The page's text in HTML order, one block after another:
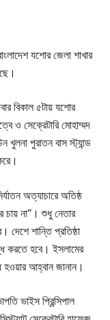
যশোর জেলা শাখার
বিকাল ৫টায় যশোর
ও সেক্রেটারি মোহাম্মদ
খুলনা পুরাতন বাস স্ট্যান্ড
অত্যাচারে অতিষ্ঠ
চায় না”। শুধু নেতার
দেশে শান্তি প্রতিষ্ঠা
করতে হবে। ইসলামের
আহ্বান জানান।
ভাইস প্রিন্সিপাল